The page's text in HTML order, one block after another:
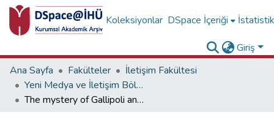
Koleksiyonlar DSpace İçeriği
Giriş
Ana Sayfa
Fakülteler
İletişim Fakültesi
Yeni Medya ve İletişim Bölümü Koleksiyonu
The mystery of Gallipoli and occupation